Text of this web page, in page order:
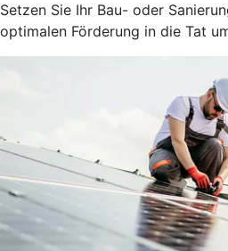
Setzen Sie Ihr Bau- oder
optimalen Förderung in die Tat